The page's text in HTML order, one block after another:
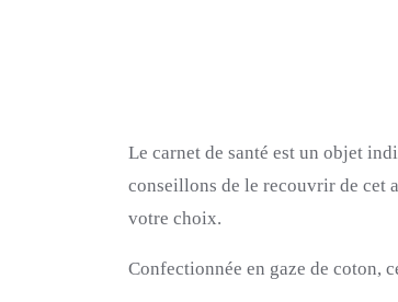
Le carnet de santé est un objet
conseillons de le recouvrir de cet
votre choix.
Confectionnée en gaze de coton,